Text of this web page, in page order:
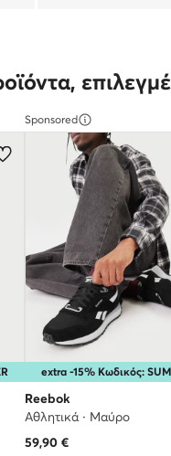
Sponsored
extra -15% Κωδικός:
Reebok
Αθλητικά · Μαύρο
59,90 €